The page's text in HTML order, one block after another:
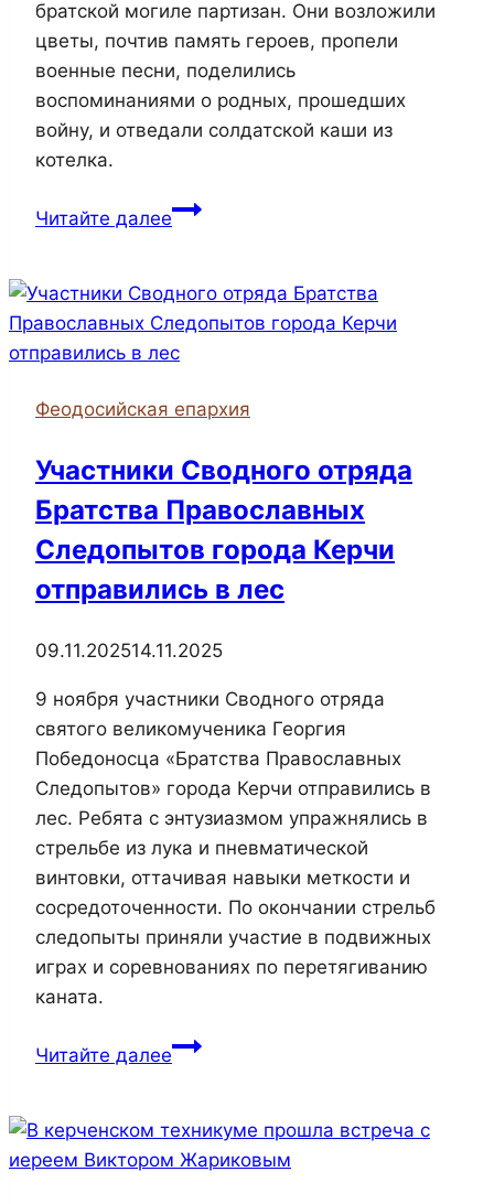
братской могиле партизан. Они возложили
цветы, почтив память героев, пропели
военные песни, поделились
воспоминаниями о родных, прошедших
войну, и отведали солдатской каши из
котелка.
Читайте далееВоспитанники
храма
Успения
Пресвятой
в
отправились
в
к
братской
партизан
Феодосийская епархия
Участники Сводного отряда
Братства Православных
Следопытов города Керчи
отправились в лес
09.11.202514.11.2025
9 ноября участники Сводного отряда
святого великомученика Георгия
Победоносца «Братства Православных
Следопытов» города Керчи отправились в
лес. Ребята с энтузиазмом упражнялись в
стрельбе из лука и пневматической
винтовки, оттачивая навыки меткости и
сосредоточенности. По окончании стрельб
следопыты приняли участие в подвижных
играх и соревнованиях по перетягиванию
каната.
Читайте далееУчастники
Братства
Православных